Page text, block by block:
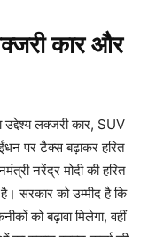
कार और
लक्जरी कार, SUV
पर टैक्स बढ़ाकर हरित
नरेंद्र मोदी की हरित
सरकार को उम्मीद है कि
को बढ़ावा मिलेगा, वहीं